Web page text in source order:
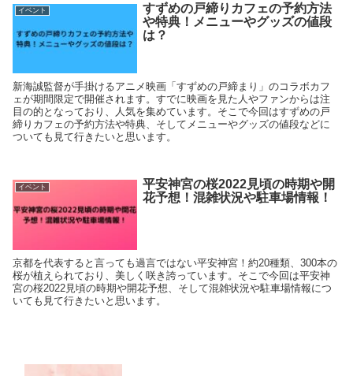
イベント
すずめの戸締りカフェの予約方法
や特典！メニューやグッズの値段
は？
新海誠監督が手掛けるアニメ映画「すずめの戸締まり」のコラボカフ
ェが期間限定で開催されます。すでに映画を見た人やファンからは注
目の的となっており、人気を集めています。そこで今回はすずめの戸
締りカフェの予約方法や特典、そしてメニューやグッズの値段などに
ついても見て行きたいと思います。
イベント
平安神宮の桜2022見頃の時期や開
花予想！混雑状況や駐車場情報！
京都を代表すると言っても過言ではない平安神宮！約20種類、300本の
桜が植えられており、美しく咲き誇っています。そこで今回は平安神
宮の桜2022見頃の時期や開花予想、そして混雑状況や駐車場情報につ
いても見て行きたいと思います。